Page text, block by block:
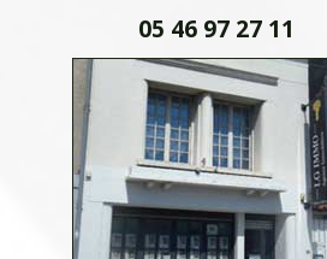
05 46 97 27 11